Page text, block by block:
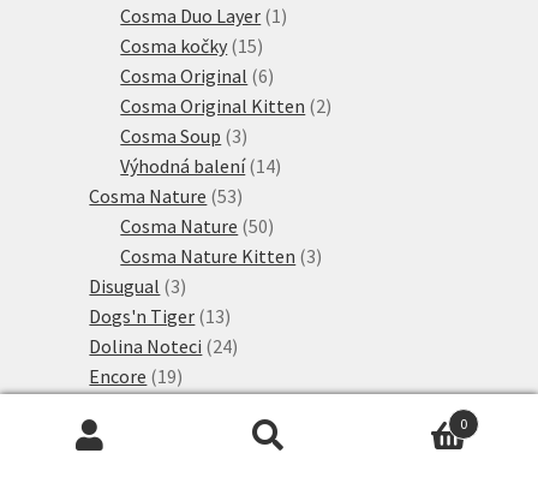
Cosma Duo Layer 1 1
Cosma kočky 1515
produktů
Cosma Original 66
produktů
Cosma Original Kitten 22
Cosma Soup 33
produkty
Výhodná balení 1414
Cosma Nature 5353
produktů
Cosma Nature 5050
produktů
Cosma Nature Kitten 33
Disugual 33
produkty
Dogs'n Tiger 1313
produktů
Dolina Noteci 2424
Encore 1919
produkty
Feringa
0